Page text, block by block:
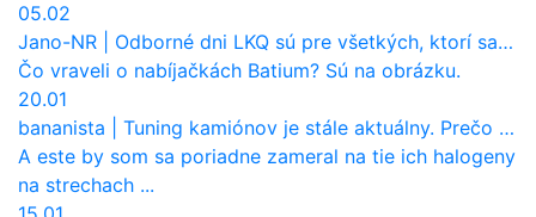
05.02
Jano-NR
Odborné dni LKQ sú pre všetkých, ktorí sa chcú dozvedieť niečo viac
Čo vraveli o nabíjačkách Batium? Sú na obrázku.
20.01
bananista
Tuning kamiónov je stále aktuálny. Prečo nevyhynul ako pri osobákoch?
A este by som sa poriadne zameral na tie ich halogeny
na strechach ...